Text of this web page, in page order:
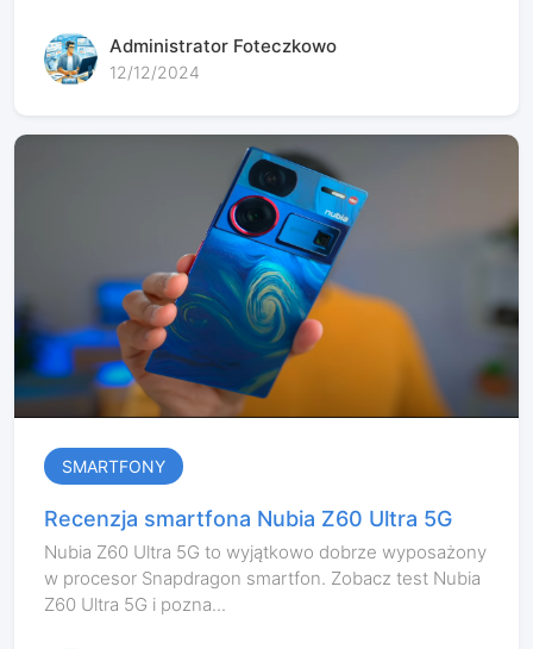
Administrator Foteczkowo
12/12/2024
SMARTFONY
Recenzja smartfona Nubia Z60 Ultra 5G
Nubia Z60 Ultra 5G to wyjątkowo dobrze wyposażony
w procesor Snapdragon smartfon. Zobacz test Nubia
Z60 Ultra 5G i pozna...